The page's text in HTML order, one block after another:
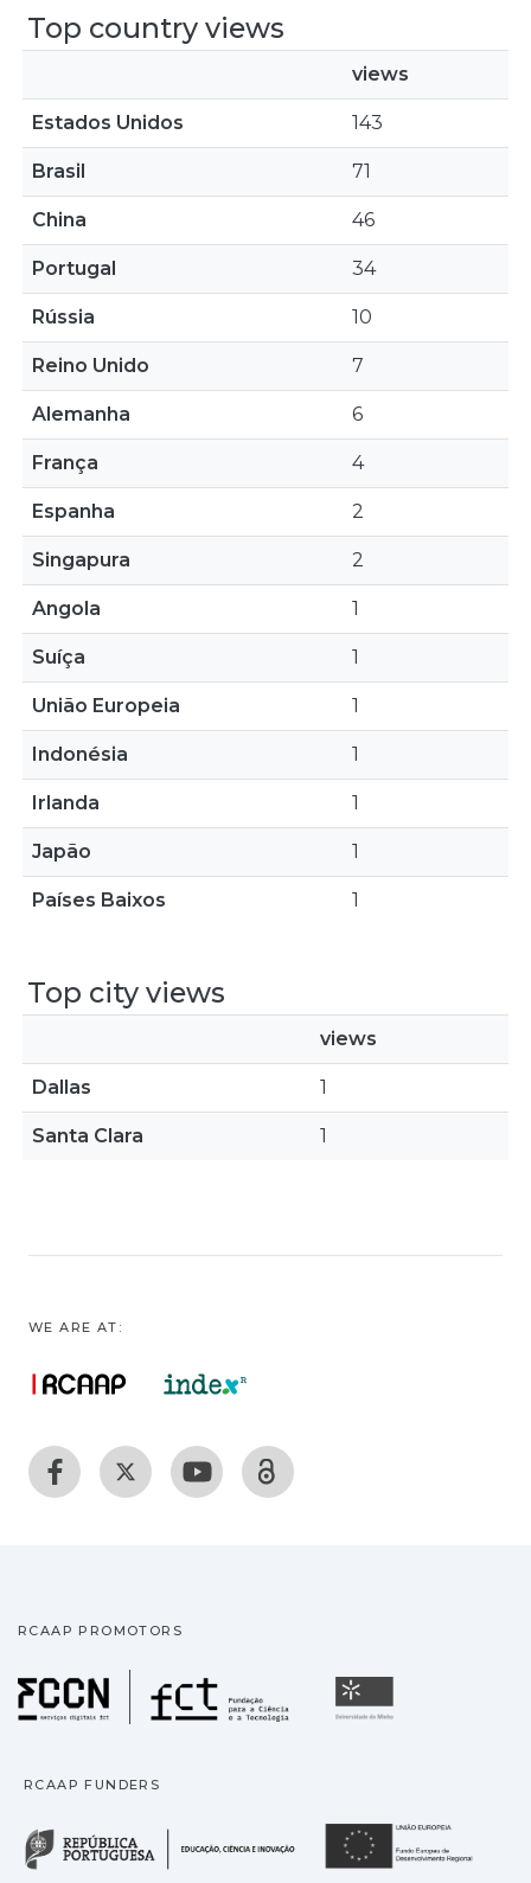
Top country views
views
Estados Unidos 143
Brasil 71
China 46
Portugal 34
Rússia 10
Reino Unido 7
Alemanha 6
França 4
Espanha 2
Singapura 2
Angola 1
Suíça 1
União Europeia 1
Indonésia 1
Irlanda 1
Japão 1
Países Baixos 1
Top city views
views
Dallas 1
Santa Clara 1
WE ARE AT:
RCAAP PROMOTORS
Fundação para a
RCAAP FUNDERS
República Portuguesa